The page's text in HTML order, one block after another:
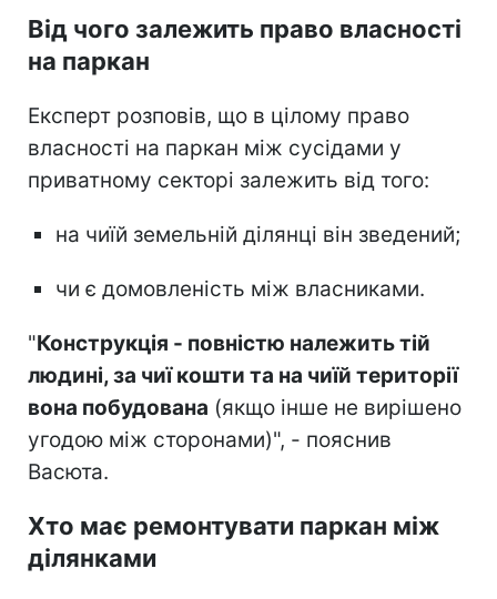
Від чого залежить право власності
на паркан
Експерт розповів, що в цілому право
власності на паркан між сусідами у
приватному секторі залежить від того:
на чиїй земельній ділянці він зведений;
чи є домовленість між власниками.
"Конструкція - повністю належить тій
людині, за чиї кошти та на чиїй території
вона побудована (якщо інше не вирішено
угодою між сторонами)", - пояснив
Васюта.
Хто має ремонтувати паркан між
ділянками